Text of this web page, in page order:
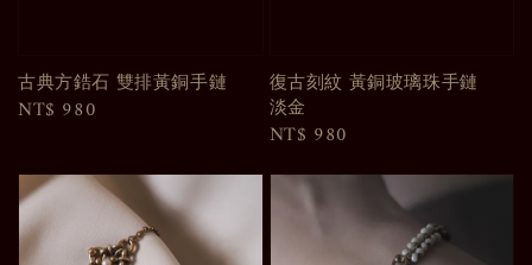
古典方鋯石 雙排黃銅手鏈
Regular
NT$ 980
復古刻紋 黃銅玻璃珠手鏈
淡金
Regular
NT$ 980